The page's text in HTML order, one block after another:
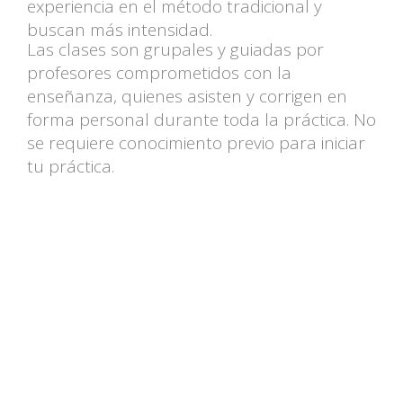
experiencia en el método tradicional y
buscan más intensidad.
Las clases son grupales y guiadas por
profesores comprometidos con la
enseñanza, quienes asisten y corrigen en
forma personal durante toda la práctica. No
se requiere conocimiento previo para iniciar
tu práctica.